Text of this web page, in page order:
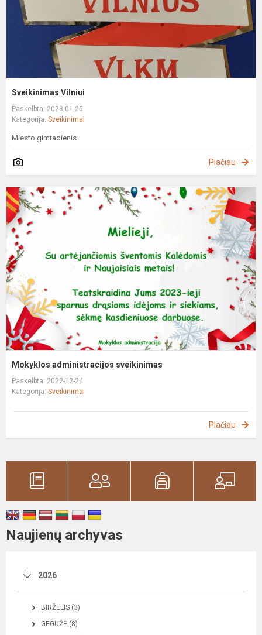
Sveikinimas Vilniui
Paskelbta: 2023-01-25
Kategorija: Sveikinimai
Miesto gimtadienis
Plačiau
Mokyklos administracijos sveikinimas
Paskelbta: 2022-12-24
Kategorija: Sveikinimai
Plačiau
Naujienų archyvas
2026
BIRŽELIS (3)
GEGUŽĖ (8)